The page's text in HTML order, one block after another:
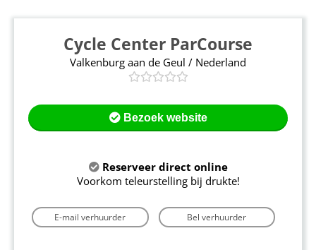
Cycle Center ParCourse
Valkenburg aan de Geul / Nederland
Bezoek website
Reserveer direct online
Voorkom teleurstelling bij drukte!
E-mail verhuurder Bel verhuurder